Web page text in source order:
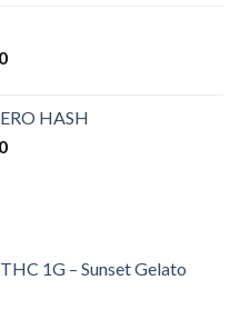
àPlage
€300.00
à
HASH
Plage
€2,000.00
1G – Sunset Gelato